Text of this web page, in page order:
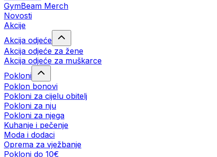
GymBeam Merch
Novosti
Akcije
Akcija odjeće
Akcija odjeće za žene
Akcija odjeće za muškarce
Pokloni
Poklon bonovi
Pokloni za cijelu obitelj
Pokloni za nju
Pokloni za njega
Kuhanje i pečenje
Moda i dodaci
Oprema za vježbanje
Pokloni do 10€